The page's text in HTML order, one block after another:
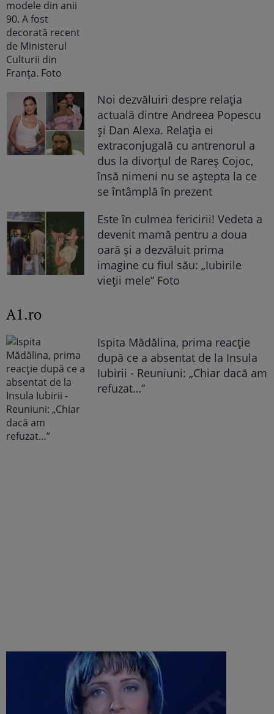
Noi dezvăluiri despre relația
actuală dintre Andreea Popescu
și Dan Alexa. Relația ei
extraconjugală cu antrenorul a
dus la divorțul de Rareș Cojoc,
însă nimeni nu se aștepta la ce
se întâmplă în prezent
Este în culmea fericirii! Vedeta a
devenit mamă pentru a doua
oară și a dezvăluit prima
imagine cu fiul său: „Iubirile
vieții mele” Foto
A1.ro
Ispita Mădălina, prima reacție
după ce a absentat de la Insula
Iubirii - Reuniuni: „Chiar dacă am
refuzat…”